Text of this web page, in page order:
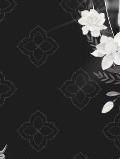
of developing
use this website
means that you agree
and our privacy
all